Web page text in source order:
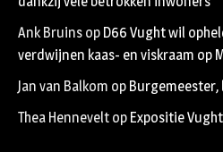
Ank Bruins op D66 Vught wil
verdwijnen kaas- en viskraam op
Jan van Balkom op
Thea Hennevelt op Expositie